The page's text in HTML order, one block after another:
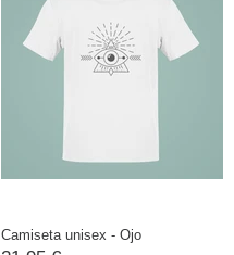
Camiseta unisex - Ojo